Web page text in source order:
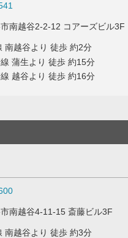
南越谷2-2-12 コアーズビル3F
南越谷より 徒歩 約2分
蒲生より 徒歩 約15分
越谷より 徒歩 約16分
南越谷4-11-15 斎藤ビル3F
南越谷より 徒歩 約3分